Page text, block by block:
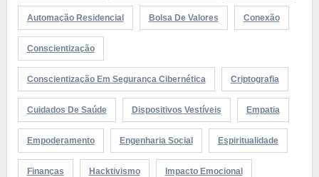
Automação Residencial Bolsa De Valores Conexão
Conscientização
Conscientização Em Segurança Cibernética Criptografia
Cuidados De Saúde Dispositivos Vestíveis Empatia
Empoderamento Engenharia Social Espiritualidade
Finanças Hacktivismo Impacto Emocional